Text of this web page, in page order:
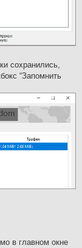
сохранились,
“Запомнить
в главном окне